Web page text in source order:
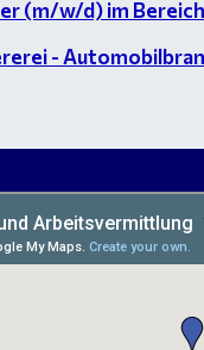
(m/w/d) im
-